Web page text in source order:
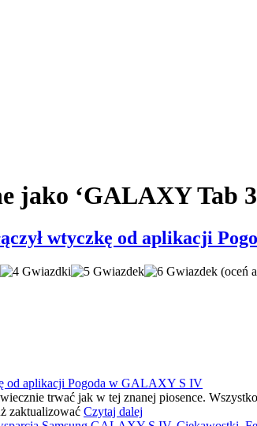
jako ‘GALAXY Tab
wtyczkę od aplikacji
(oceń
trwać jak w tej znanej piosence.
zaktualizować Czytaj dalej